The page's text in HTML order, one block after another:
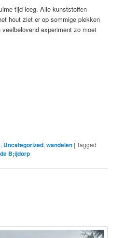
tijd leeg. Alle kunststoffen
hout ziet er op sommige plekken
experiment zo moet
, Uncategorized,wandelen |Tagged
B;ijdorp